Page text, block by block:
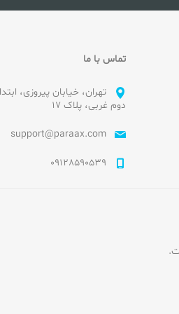
تماس با ما
تهران، خیابان پیروزی،
دوم غربی، پلاک ۱۷
support@paraax.com
09128590539